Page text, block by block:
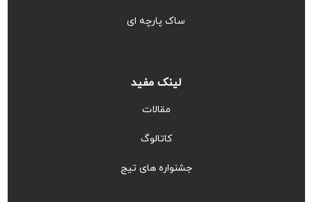
ساک پارچه ای
لینک مفید
مقالات
کاتالوگ
جشنواره های تیج